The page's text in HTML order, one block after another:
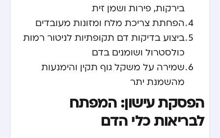
בירקות, פירות ושמן זית
הפחתת צריכת מלח ומזונות מעובדים
ביצוע בדיקות דם תקופתיות לניטור רמות
כולסטרול ושומנים בדם
שמירה על משקל גוף תקין והימנעות
מהשמנת יתר
הפסקת עישון: המפתח
לבריאות כלי הדם